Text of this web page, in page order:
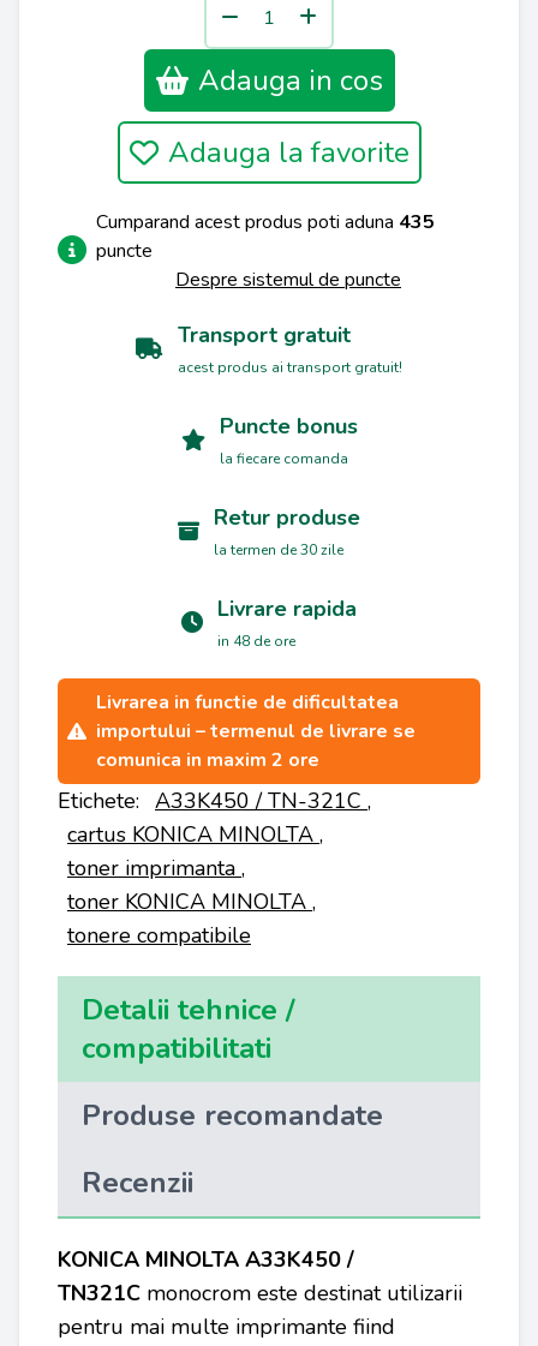
Adauga in cos
Adauga la favorite
Cumparand acest produs poti aduna 435
puncte
Despre sistemul de puncte
Transport gratuit
acest produs ai transport gratuit!
Puncte bonus
la fiecare comanda
Retur produse
la termen de 30 zile
Livrare rapida
in 48 de ore
Livrarea in functie de dificultatea
importului – termenul de livrare se
comunica in maxim 2 ore
Etichete: A33K450 / TN-321C ,
cartus KONICA MINOLTA ,
toner imprimanta ,
toner KONICA MINOLTA ,
tonere compatibile
Detalii tehnice /
compatibilitati
Produse recomandate
Recenzii
KONICA MINOLTA A33K450 /
TN321C monocrom este destinat utilizarii
pentru mai multe imprimante fiind